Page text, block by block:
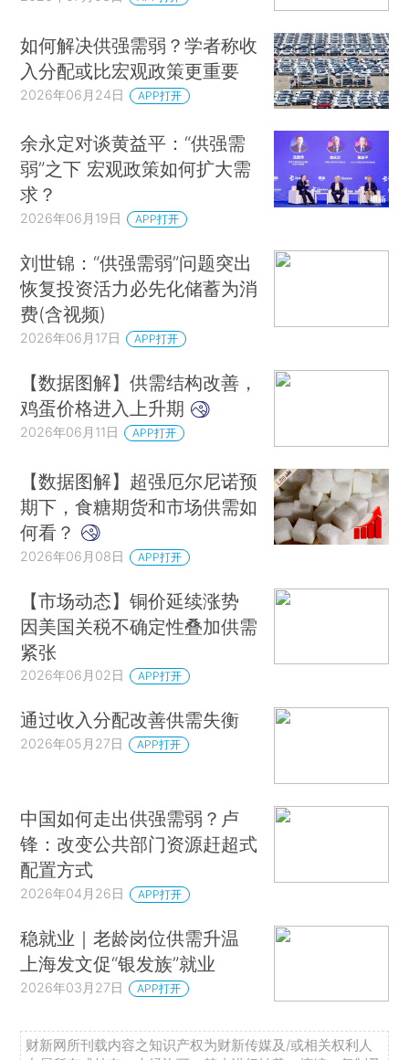
如何解决供强需弱？学者称收
入分配或比宏观政策更重要
2026年06月24日 APP打开
余永定对谈黄益平：“供强需
弱”之下 宏观政策如何扩大需
求？
2026年06月19日 APP打开
刘世锦：“供强需弱”问题突出
恢复投资活力必先化储蓄为消
费(含视频)
2026年06月17日 APP打开
【数据图解】供需结构改善，
鸡蛋价格进入上升期
2026年06月11日 APP打开
【数据图解】超强厄尔尼诺预
期下，食糖期货和市场供需如
何看？
2026年06月08日 APP打开
【市场动态】铜价延续涨势
因美国关税不确定性叠加供需
紧张
2026年06月02日 APP打开
通过收入分配改善供需失衡
2026年05月27日 APP打开
中国如何走出供强需弱？卢
锋：改变公共部门资源赶超式
配置方式
2026年04月26日 APP打开
稳就业｜老龄岗位供需升温
上海发文促“银发族”就业
2026年03月27日 APP打开
财新网所刊载内容之知识产权为财新传媒及/或相关权利人